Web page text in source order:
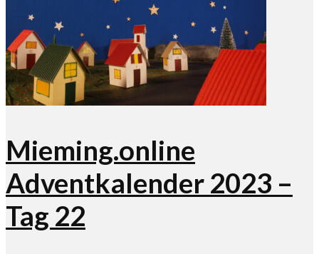
Mieming.online
Adventkalender 2023 –
Tag 22